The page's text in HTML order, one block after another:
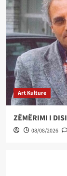
Art Kulture
ZËMËRIMI I
08/08/2026